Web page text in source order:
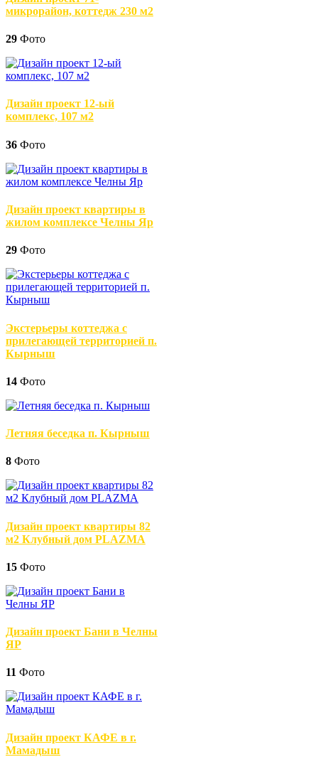
микрорайон, коттедж 230 м2
29 Фото
Дизайн проект 12-ый
комплекс, 107 м2
36 Фото
Дизайн проект квартиры в
жилом комплексе Челны Яр
29 Фото
Экстерьеры коттеджа с
прилегающей территорией п.
Кырныш
14 Фото
Летняя беседка п. Кырныш
8 Фото
Дизайн проект квартиры 82
м2 Клубный дом PLAZMA
15 Фото
Дизайн проект Бани в Челны
ЯР
11 Фото
Дизайн проект КАФЕ в г.
Мамадыш